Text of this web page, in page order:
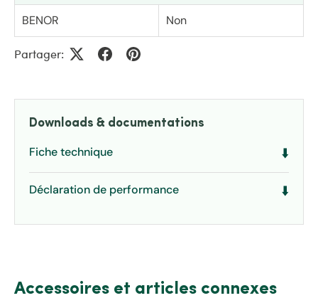
BENOR Non
Partager:
Downloads & documentations
Fiche technique ⬇️
Déclaration de performance ⬇️
Accessoires et articles connexes